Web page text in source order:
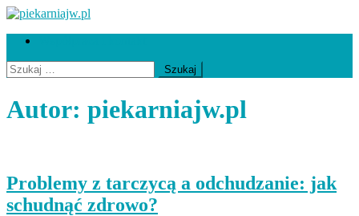
Skip
content
piekarniajw.pl
Szukaj:
Autor: piekarniajw.pl
Problemy z tarczycą a odchudzanie: jak
schudnąć zdrowo?